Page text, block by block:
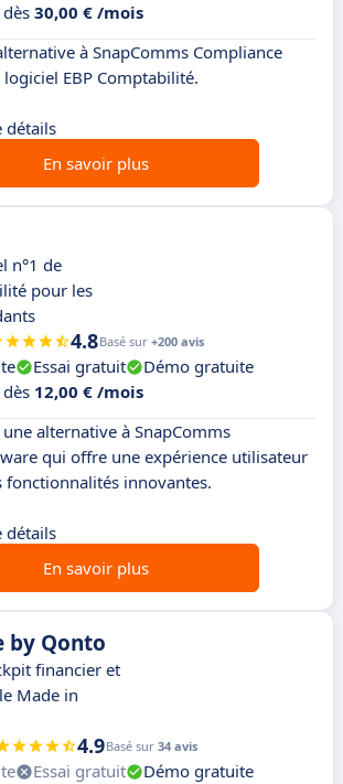
30,00 € /mois
à SnapComms Compliance
EBP Comptabilité.
détails
En savoir plus
n°1 de
pour les
4.8Basé sur +200 avis
Essai gratuit
Démo gratuite
12,00 € /mois
alternative à SnapComms
qui offre une expérience utilisateur
fonctionnalités innovantes.
détails
En savoir plus
by Qonto
financier et
Made in
4.9Basé sur 34 avis
Essai gratuit
Démo gratuite